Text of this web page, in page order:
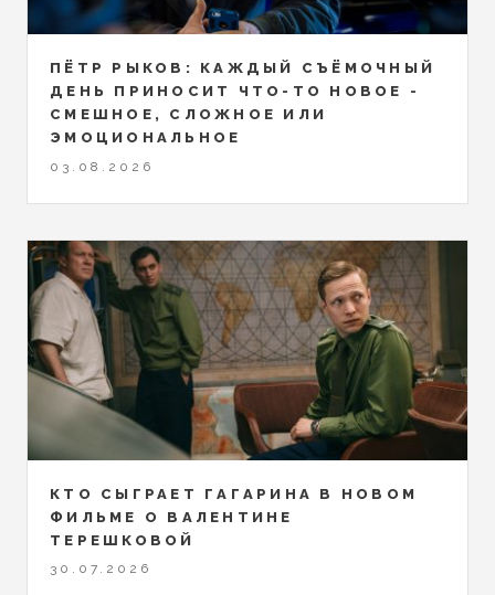
ПЁТР РЫКОВ: КАЖДЫЙ СЪЁМОЧНЫЙ
ДЕНЬ ПРИНОСИТ ЧТО-ТО НОВОЕ -
СМЕШНОЕ, СЛОЖНОЕ ИЛИ
ЭМОЦИОНАЛЬНОЕ
03.08.2026
КТО СЫГРАЕТ ГАГАРИНА В НОВОМ
ФИЛЬМЕ О ВАЛЕНТИНЕ
ТЕРЕШКОВОЙ
30.07.2026